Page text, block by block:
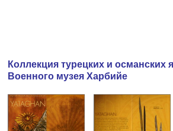
Коллекция турецких и османских
Военного музея Харбийе